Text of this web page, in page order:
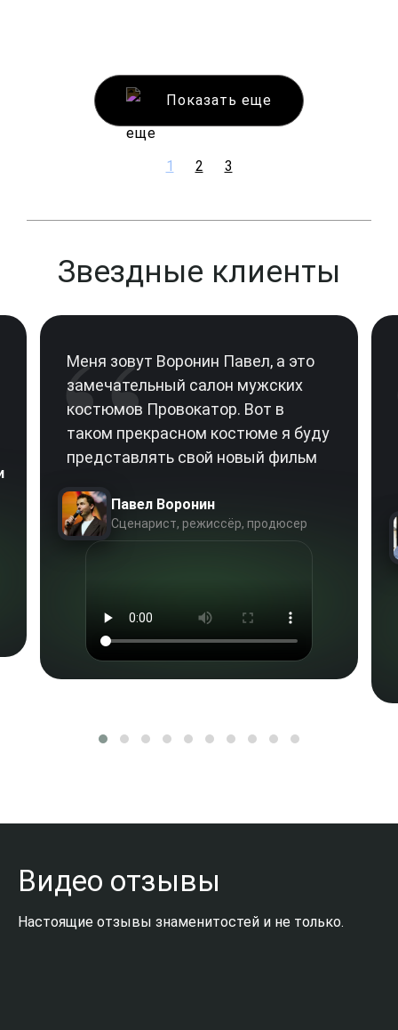
Показать еще
1 2 3
Звездные клиенты
“
Меня зовут Воронин Павел, а это
замечательный салон мужских
костюмов Провокатор. Вот в
таком прекрасном костюме я буду
представлять свой новый фильм
Павел Воронин
Сценарист, режиссёр, продюсер
Видео отзывы
Настоящие отзывы знаменитостей и не только.